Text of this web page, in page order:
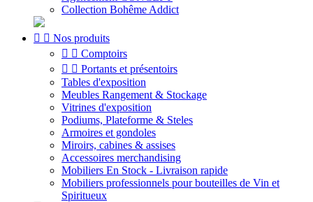
Collection Bohême Addict
  Nos produits
  Comptoirs
  Portants et présentoirs
Tables d'exposition
Meubles Rangement & Stockage
Vitrines d'exposition
Podiums, Plateforme & Steles
Armoires et gondoles
Miroirs, cabines & assises
Accessoires merchandising
Mobiliers En Stock - Livraison rapide
Mobiliers professionnels pour bouteilles de Vin et
Spiritueux